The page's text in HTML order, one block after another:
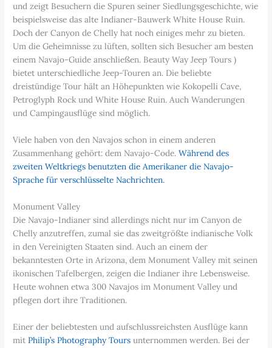
und zeigt Besuchern die Spuren seiner Siedlungsgeschichte, wie
beispielsweise das alte Indianer-Bauwerk White House Ruin.
Doch der Canyon de Chelly hat noch einiges mehr zu bieten.
Um die Geheimnisse zu lüften, sollten sich Besucher am besten
einem Navajo-Guide anschließen. Beauty Way Jeep Tours )
bietet unterschiedliche Jeep-Touren an. Die beliebte
dreistündige Tour hält an Höhepunkten wie Kokopelli Cave,
Petroglyph Rock und White House Ruin. Auch Wanderungen
und Campingausflüge sind möglich.
Viele haben von den Navajos schon in einem anderen
Zusammenhang gehört: dem Navajo-Code.Während des
zweiten Weltkriegs benutzten die Amerikaner die Navajo-
Sprache für verschlüsselte Nachrichten.
Monument Valley
Die Navajo-Indianer sind allerdings nicht nur im Canyon de
Chelly anzutreffen, zumal sie das zweitgrößte indianische Volk
in den Vereinigten Staaten sind. Auch an einem der
bekanntesten Orte in Arizona, dem Monument Valley mit seinen
ikonischen Tafelbergen, zeigen die Indianer ihre Lebensweise.
Heute wohnen etwa 300 Navajos im Monument Valley und
pflegen dort ihre Traditionen.
Einer der beliebtesten und aufschlussreichsten Ausflüge kann
mitPhilip’s Photography Tours unternommen werden. Bei der